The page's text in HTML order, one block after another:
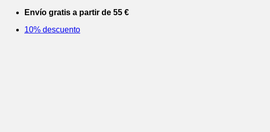
Saltar
contenido
Envío gratis a partir de 55 €
10% descuento